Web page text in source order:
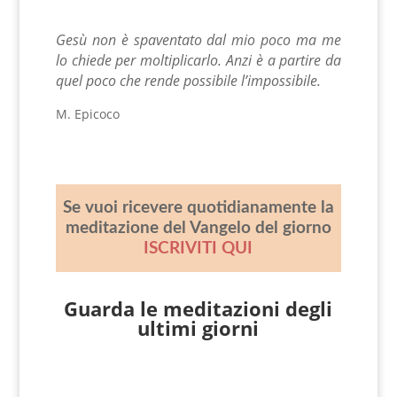
Gesù non è spaventato dal mio poco ma me
lo chiede per moltiplicarlo. Anzi è a partire da
quel poco che rende possibile l’impossibile.
M. Epicoco
Se vuoi ricevere quotidianamente la
meditazione del Vangelo del giorno
ISCRIVITI QUI
Guarda le meditazioni degli
ultimi giorni